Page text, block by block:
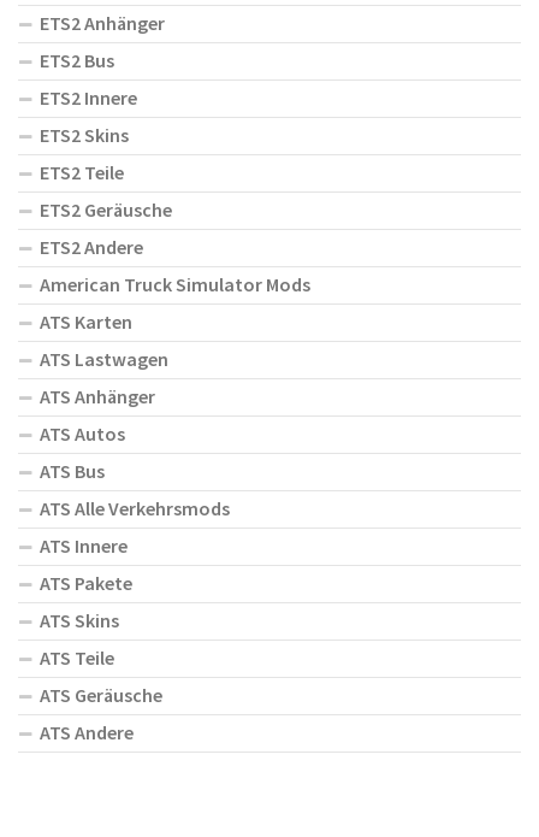
ETS2 Anhänger
ETS2 Bus
ETS2 Innere
ETS2 Skins
ETS2 Teile
ETS2 Geräusche
ETS2 Andere
American Truck Simulator Mods
ATS Karten
ATS Lastwagen
ATS Anhänger
ATS Autos
ATS Bus
ATS Alle Verkehrsmods
ATS Innere
ATS Pakete
ATS Skins
ATS Teile
ATS Geräusche
ATS Andere